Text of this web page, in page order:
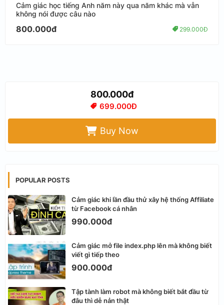
Cảm giác học tiếng Anh năm này qua năm khác mà vẫn
không nói được câu nào
800.000đ 299.000Đ
800.000đ
699.000Đ
Buy Now
POPULAR POSTS
Cảm giác khi lần đầu thử xây hệ thống Affiliate
từ Facebook cá nhân
990.000đ
Cảm giác mở file index.php lên mà không biết
viết gì tiếp theo
900.000đ
Tập tành làm robot mà không biết bắt đầu từ
đâu thì dễ nản thật